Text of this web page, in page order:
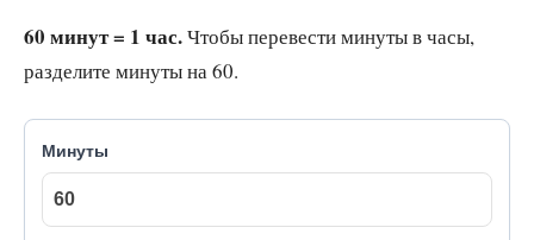
60 минут = 1 час.Чтобы перевести минуты в часы,
разделите минуты на 60.
Минуты